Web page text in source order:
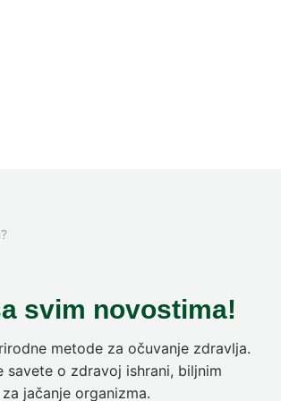
svim novostima!
metode za očuvanje zdravlja.
savete o zdravoj ishrani, biljnim
jačanje organizma.